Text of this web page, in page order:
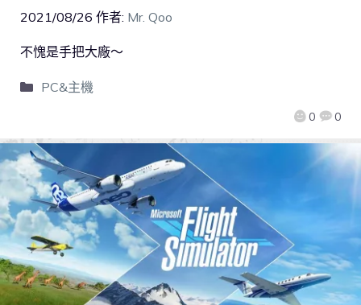
2021/08/26 作者: Mr. Qoo
0 0
不愧是手把大廠～
PC&主機